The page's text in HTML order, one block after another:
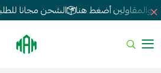
الشحن مجانا للطلبات 500 وفوق
الموسى للإنارة